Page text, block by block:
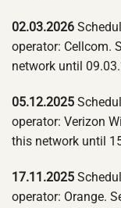
02.03.2026
operator: Cellcom.
network until
05.12.2025
operator: Verizon
this network until
17.11.2025
operator: Orange.